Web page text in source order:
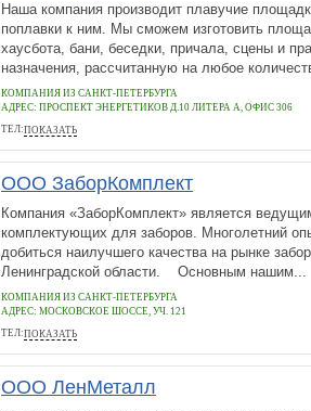
Наша компания производит плавучие
поплавки к ним. Мы сможем изготовить
хаусбота, бани, беседки, причала, сцены и
назначения, рассчитанную на любое
КОМПАНИЯ ИЗ САНКТ-ПЕТЕРБУРГА
АДРЕС: ПРОСПЕКТ ЭНЕРГЕТИКОВ Д.10 ЛИТЕРА А, ОФИС 306
ТЕЛ:ПОКАЗАТЬ
+7 (800) 350-11-81
ООО ЗаборКомплект
Компания «ЗаборКомплект» является
комплектующих для заборов. Многолетний
добиться наилучшего качества на рынке
Ленинградской области. Основным нашим...
КОМПАНИЯ ИЗ САНКТ-ПЕТЕРБУРГА
АДРЕС: МОСКОВСКОЕ ШОССЕ, УЧ. 121
ТЕЛ:ПОКАЗАТЬ
+7 (812) 4256644
ООО ЛенМеталл